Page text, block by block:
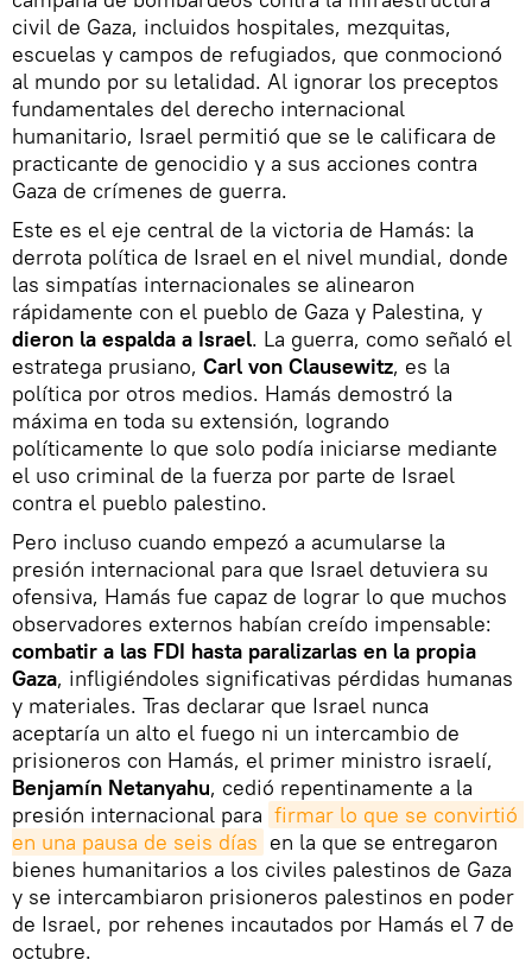
civil de Gaza, incluidos hospitales, mezquitas,
escuelas y campos de refugiados, que conmocionó
al mundo por su letalidad. Al ignorar los preceptos
fundamentales del derecho internacional
humanitario, Israel permitió que se le calificara de
practicante de genocidio y a sus acciones contra
Gaza de crímenes de guerra.
Este es el eje central de la victoria de Hamás: la
derrota política de Israel en el nivel mundial, donde
las simpatías internacionales se alinearon
rápidamente con el pueblo de Gaza y Palestina, y
dieron la espalda a Israel. La guerra, como señaló el
estratega prusiano, Carl von Clausewitz, es la
política por otros medios. Hamás demostró la
máxima en toda su extensión, logrando
políticamente lo que solo podía iniciarse mediante
el uso criminal de la fuerza por parte de Israel
contra el pueblo palestino.
Pero incluso cuando empezó a acumularse la
presión internacional para que Israel detuviera su
ofensiva, Hamás fue capaz de lograr lo que muchos
observadores externos habían creído impensable:
combatir a las FDI hasta paralizarlas en la propia
Gaza, infligiéndoles significativas pérdidas humanas
y materiales. Tras declarar que Israel nunca
aceptaría un alto el fuego ni un intercambio de
prisioneros con Hamás, el primer ministro israelí,
Benjamín Netanyahu, cedió repentinamente a la
presión internacional para firmar lo que se convirtió
en una pausa de seis días en la que se entregaron
bienes humanitarios a los civiles palestinos de Gaza
y se intercambiaron prisioneros palestinos en poder
de Israel, por rehenes incautados por Hamás el 7 de
octubre.